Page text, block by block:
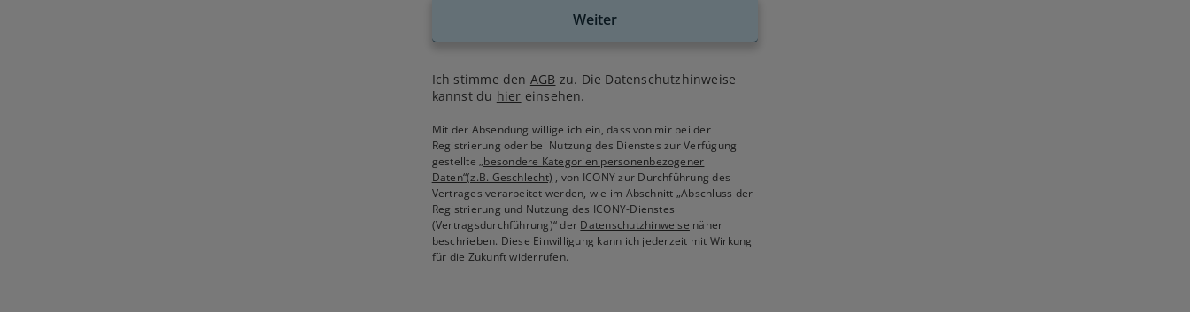
Weiter
Ich stimme den AGB zu. Die Datenschutzhinweise
kannst du hier einsehen.
Mit der Absendung willige ich ein, dass von mir bei der
Registrierung oder bei Nutzung des Dienstes zur Verfügung
gestellte„besondere Kategorien personenbezogener
Daten“(z.B. Geschlecht) , von ICONY zur Durchführung des
Vertrages verarbeitet werden, wie im Abschnitt „Abschluss der
Registrierung und Nutzung des ICONY-Dienstes
(Vertragsdurchführung)“ der Datenschutzhinweise näher
beschrieben. Diese Einwilligung kann ich jederzeit mit Wirkung
für die Zukunft widerrufen.